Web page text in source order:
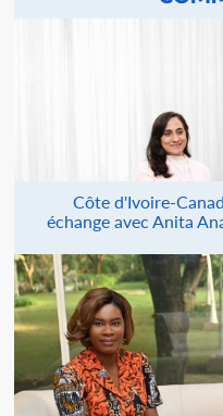
Côte d'Ivoire-
échange avec Anita